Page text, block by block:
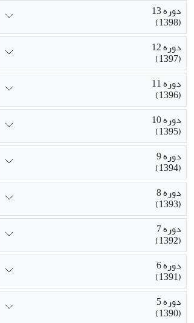
دوره 13
(1398)
دوره 12
(1397)
دوره 11
(1396)
دوره 10
(1395)
دوره 9
(1394)
دوره 8
(1393)
دوره 7
(1392)
دوره 6
(1391)
دوره 5
(1390)